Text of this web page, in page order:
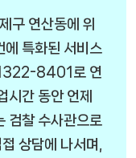
구 연산동에 위
에 특화된 서비스
8401로 연
시간 동안 언제
검찰 수사관으로
상담에 나서며,